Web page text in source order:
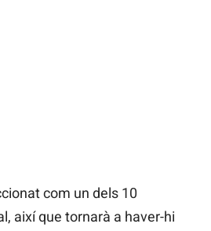
com un dels 10
així que tornarà a haver-hi